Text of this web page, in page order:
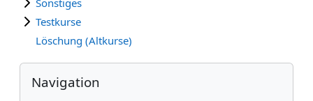
Testkurse
Löschung (Altkurse)
Blöcke
Navigation überspringen
Navigation